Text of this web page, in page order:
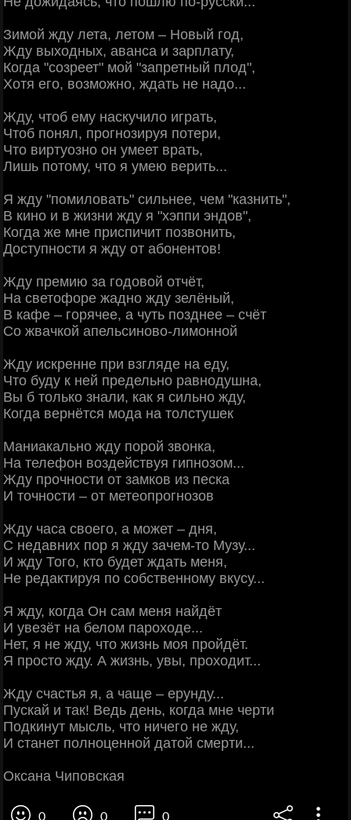
Зимой жду лета, летом – Новый год,
Жду выходных, аванса и зарплату,
Когда "созреет" мой "запретный плод",
Хотя его, возможно, ждать не надо...
Жду, чтоб ему наскучило играть,
Чтоб понял, прогнозируя потери,
Что виртуозно он умеет врать,
Лишь потому, что я умею верить...
Я жду "помиловать" сильнее, чем "казнить",
В кино и в жизни жду я "хэппи эндов",
Когда же мне приспичит позвонить,
Доступности я жду от абонентов!
Жду премию за годовой отчёт,
На светофоре жадно жду зелёный,
В кафе – горячее, а чуть позднее – счёт
Со жвачкой апельсиново-лимонной
Жду искренне при взгляде на еду,
Что буду к ней предельно равнодушна,
Вы б только знали, как я сильно жду,
Когда вернётся мода на толстушек
Маниакально жду порой звонка,
На телефон воздействуя гипнозом...
Жду прочности от замков из песка
И точности – от метеопрогнозов
Жду часа своего, а может – дня,
С недавних пор я жду зачем-то Музу...
И жду Того, кто будет ждать меня,
Не редактируя по собственному вкусу...
Я жду, когда Он сам меня найдёт
И увезёт на белом пароходе...
Нет, я не жду, что жизнь моя пройдёт.
Я просто жду. А жизнь, увы, проходит...
Жду счастья я, а чаще – ерунду...
Пускай и так! Ведь день, когда мне черти
Подкинут мысль, что ничего не жду,
И станет полноценной датой смерти...
Оксана Чиповская
0 0 0